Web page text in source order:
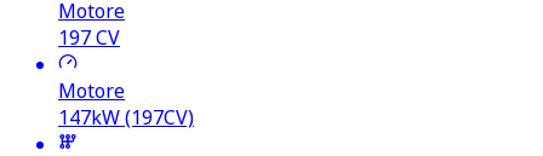
Motore
197CV
Motore
147kW (197CV)